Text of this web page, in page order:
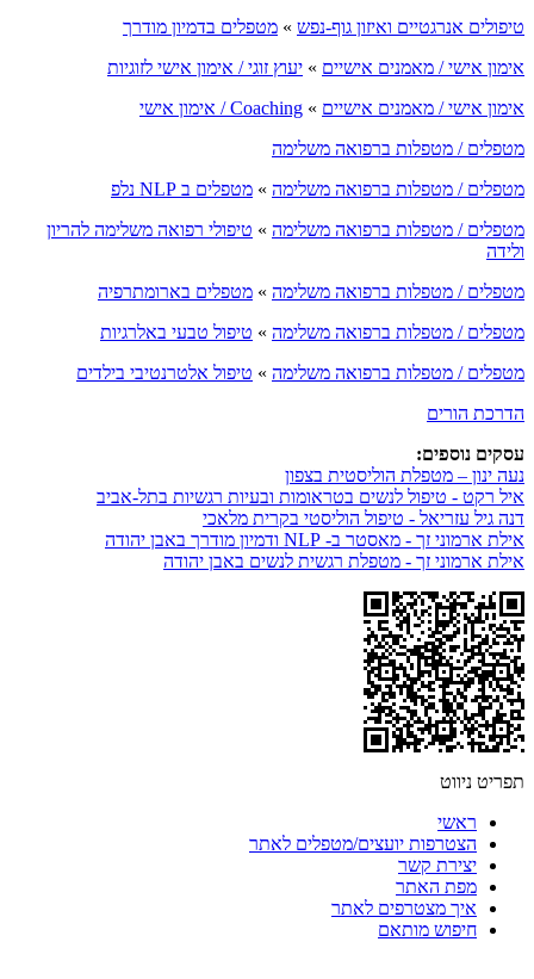
טיפולים אנרגטיים ואיזון גוף-נפש » מטפלים בדמיון מודרך
אימון אישי / מאמנים אישיים » יעוץ זוגי / אימון אישי לזוגיות
אימון אישי / מאמנים אישיים » Coaching / אימון אישי
מטפלים / מטפלות ברפואה משלימה
מטפלים / מטפלות ברפואה משלימה » מטפלים ב NLP נלפ
מטפלים / מטפלות ברפואה משלימה » טיפולי רפואה משלימה להריון
ולידה
מטפלים / מטפלות ברפואה משלימה » מטפלים בארומתרפיה
מטפלים / מטפלות ברפואה משלימה » טיפול טבעי באלרגיות
מטפלים / מטפלות ברפואה משלימה » טיפול אלטרנטיבי בילדים
הדרכת הורים
עסקים נוספים:
נעה ינון – מטפלת הוליסטית בצפון
איל רקט - טיפול לנשים בטראומות ובעיות רגשיות בתל-אביב
דנה גיל עזריאל - טיפול הוליסטי בקרית מלאכי
אילת ארמוני זך - מאסטר ב- NLP ודמיון מודרך באבן יהודה
אילת ארמוני זך - מטפלת רגשית לנשים באבן יהודה
תפריט ניווט
ראשי
הצטרפות יועצים/מטפלים לאתר
יצירת קשר
מפת האתר
איך מצטרפים לאתר
חיפוש מותאם